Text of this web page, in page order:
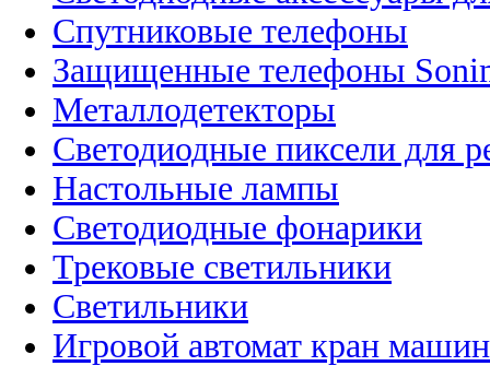
Спутниковые телефоны
Защищенные телефоны
Металлодетекторы
Светодиодные пиксели для
Настольные лампы
Светодиодные фонарики
Трековые светильники
Светильники
Игровой автомат кран